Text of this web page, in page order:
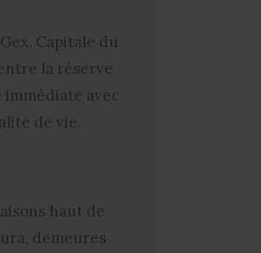
Capitale du
la réserve
avec
de vie.
haut de
demeures